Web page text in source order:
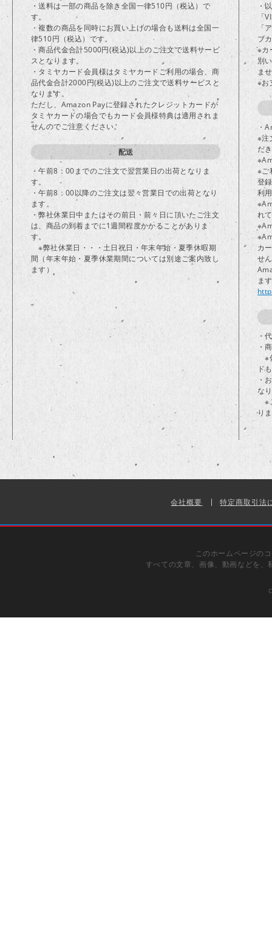
・送料は一部の商品を除き全国一律510円（税込）で
す。
・複数の商品を同時にお買い上げの場合も送料は全国一
律510円（税込）です。
・商品代金合計5000円(税込)以上のご注文で送料サービ
スとなります。
・タミヤカード会員様はタミヤカードご利用の場合、商
品代金合計2000円(税込)以上のご注文で送料サービスと
なります。
ただし、Amazon Payに登録されたクレジットカードが
タミヤカードの場合でもカード会員様特典は適用されま
せんのでご注意ください。
配送
・午前8：00までのご注文で翌営業日の出荷となりま
す。
・午前8：00以降のご注文は翌々営業日での出荷となり
ます。
・弊社休業日中またはその前日・前々日に頂いたご注文
は、商品の到着までに1週間程度かかることがありま
す。
※弊社休業日・・・土日祝日・年末年始・夏季休暇期
間（年末年始・夏季休業期間については別途ご案内致し
ます）
・
「
「
ブ
※カ
別
ま
※お
・
※注
だ
※ご
登
利
れ
カ
せ
ま
・
・
※
ド
・
な
※
り
会社概要 特定商取引法
このホームページの
すべての文章、画像、動画などを